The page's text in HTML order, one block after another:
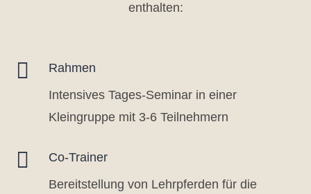
enthalten:

Rahmen
Intensives Tages-Seminar in einer
Kleingruppe mit 3-6 Teilnehmern

Co-Trainer
Bereitstellung von Lehrpferden für die